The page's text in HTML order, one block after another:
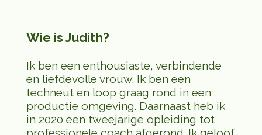
Wie is Judith?
Ik ben een enthousiaste, verbindende
en liefdevolle vrouw. Ik ben een
techneut en loop graag rond in een
productie omgeving. Daarnaast heb ik
in 2020 een tweejarige opleiding tot